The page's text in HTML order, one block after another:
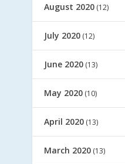
August 2020 (12)
July 2020 (12)
June 2020 (13)
May 2020 (10)
April 2020 (13)
March 2020 (13)